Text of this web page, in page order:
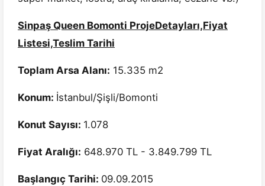
Sinpaş Queen Bomonti ProjeDetayları,Fiyat
Listesi,Teslim Tarihi
Toplam Arsa Alanı: 15.335 m2
Konum: İstanbul/Şişli/Bomonti
Konut Sayısı: 1.078
Fiyat Aralığı: 648.970 TL - 3.849.799 TL
Başlangıç Tarihi: 09.09.2015